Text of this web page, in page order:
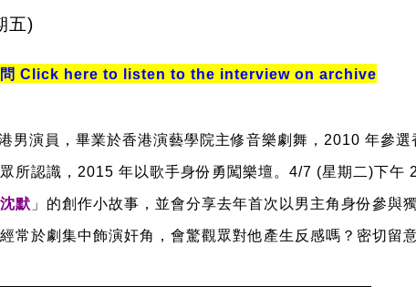
五)
問 Click here to listen to the interview on archive
男演員，畢業於香港演藝學院主修音樂劇舞，2010 年參
所認識，2015 年以歌手身份勇闖樂壇。 4/7 (星期二)下午
沈默 」的創作小故事，並會分享去年首次以男主角身份參與
常於劇集中飾演奸角，會驚觀眾對他產生反感嗎？密切留意